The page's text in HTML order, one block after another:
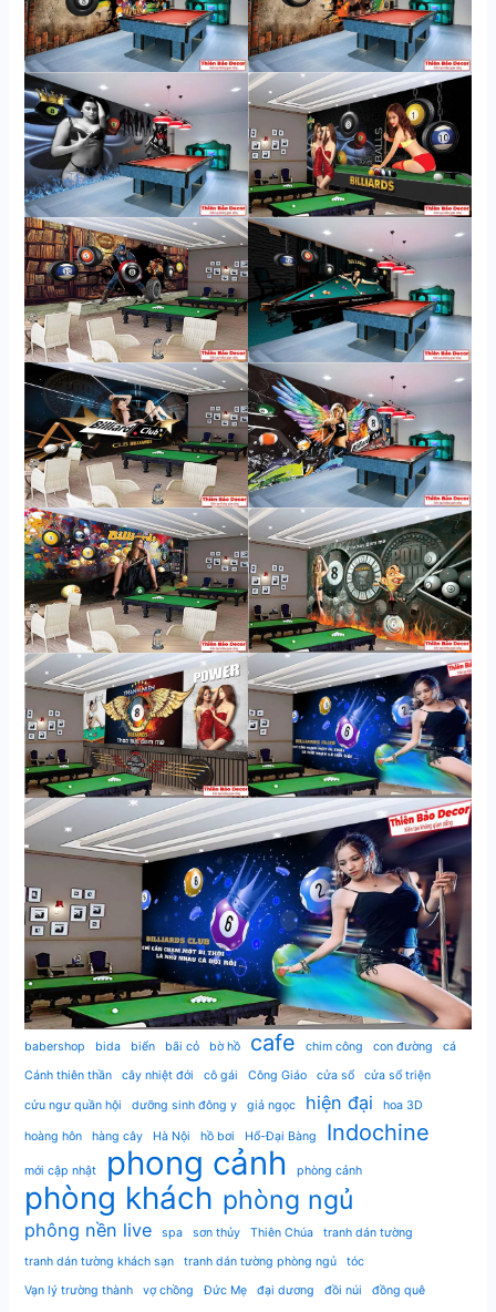
babershop bida biển bãi cỏ bờ hồ cafe chim công con đường
cá
Cánh thiên thần
cây nhiệt đới cô gái Công Giáo cửa sổ cửa sổ triện
cửu ngư quần hội dưỡng sinh đông y giả ngọc hiện đại hoa 3D
hoàng hôn hàng cây Hà Nội hồ bơi Hổ-Đại Bàng Indochine
mới cập nhật phong cảnh phòng cảnh
phòng khách phòng ngủ
phông nền live spa sơn thủy Thiên Chúa
tranh dán tường
tranh dán tường khách sạn
tranh dán tường phòng ngủ
tóc
Vạn lý trường thành
vợ chồng Đức Mẹ đại dương đồi núi đồng quê